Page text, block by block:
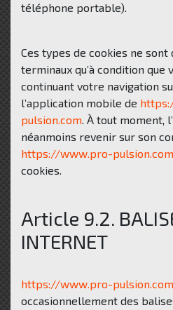
téléphone portable).
Ces types de cookies ne sont
terminaux qu’à condition que
continuant votre navigation
l’application mobile de
pulsion.com. À tout moment,
néanmoins revenir sur son
https://www.pro-pulsion.com
cookies.
Article 9.2.
INTERNET
https://www.pro-pulsion.com
occasionnellement des